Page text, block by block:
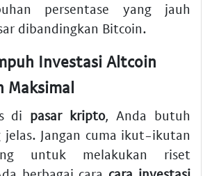
persentase yang jauh
dibandingkan Bitcoin.
Investasi Altcoin
Maksimal
di pasar kripto, Anda butuh
jelas. Jangan cuma ikut-ikutan
untuk melakukan riset